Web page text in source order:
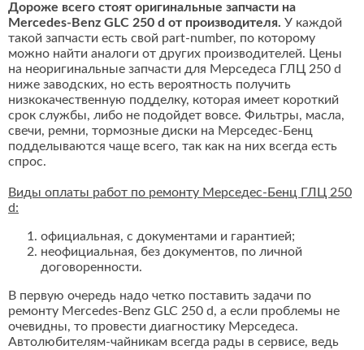
Дороже всего стоят оригинальные запчасти на
Mercedes-Benz GLC 250 d от производителя. У каждой
такой запчасти есть свой part-number, по которому
можно найти аналоги от других производителей. Цены
на неоригинальные запчасти для Мерседеса ГЛЦ 250 d
ниже заводских, но есть вероятность получить
низкокачественную подделку, которая имеет короткий
срок службы, либо не подойдет вовсе. Фильтры, масла,
свечи, ремни, тормозные диски на Мерседес-Бенц
подделываются чаще всего, так как на них всегда есть
спрос.
Виды оплаты работ по ремонту Мерседес-Бенц ГЛЦ 250
d:
официальная, с документами и гарантией;
неофициальная, без документов, по личной
договоренности.
В первую очередь надо четко поставить задачи по
ремонту Mercedes-Benz GLC 250 d, а если проблемы не
очевидны, то провести диагностику Мерседеса.
Автолюбителям-чайникам всегда рады в сервисе, ведь